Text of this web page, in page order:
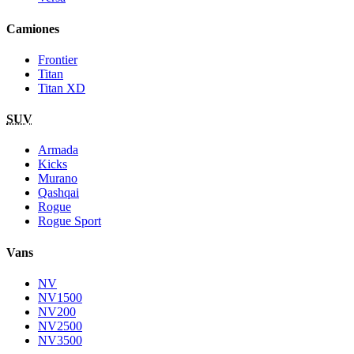
Camiones
Frontier
Titan
Titan XD
SUV
Armada
Kicks
Murano
Qashqai
Rogue
Rogue Sport
Vans
NV
NV1500
NV200
NV2500
NV3500